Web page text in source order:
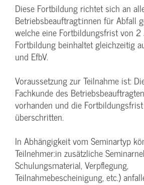
Diese Fortbildung richtet sich an
Betriebsbeauftragt:innen für Abfall
welche eine Fortbildungsfrist von 2
Fortbildung beinhaltet gleichzeitig
und EfbV.
Voraussetzung zur Teilnahme ist:
Fachkunde des
vorhanden und die
überschritten.
In Abhängigkeit vom Seminartyp
Teilnehmer:in zusätzliche
Schulungsmaterial, Verpflegung,
Teilnahmebescheinigung, etc.)